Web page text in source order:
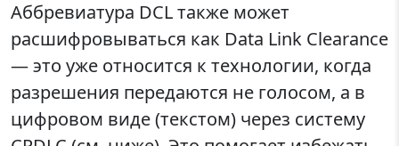
Аббревиатура DCL также может
расшифровываться как Data Link Clearance
— это уже относится к технологии, когда
разрешения передаются не голосом, а в
цифровом виде (текстом) через систему